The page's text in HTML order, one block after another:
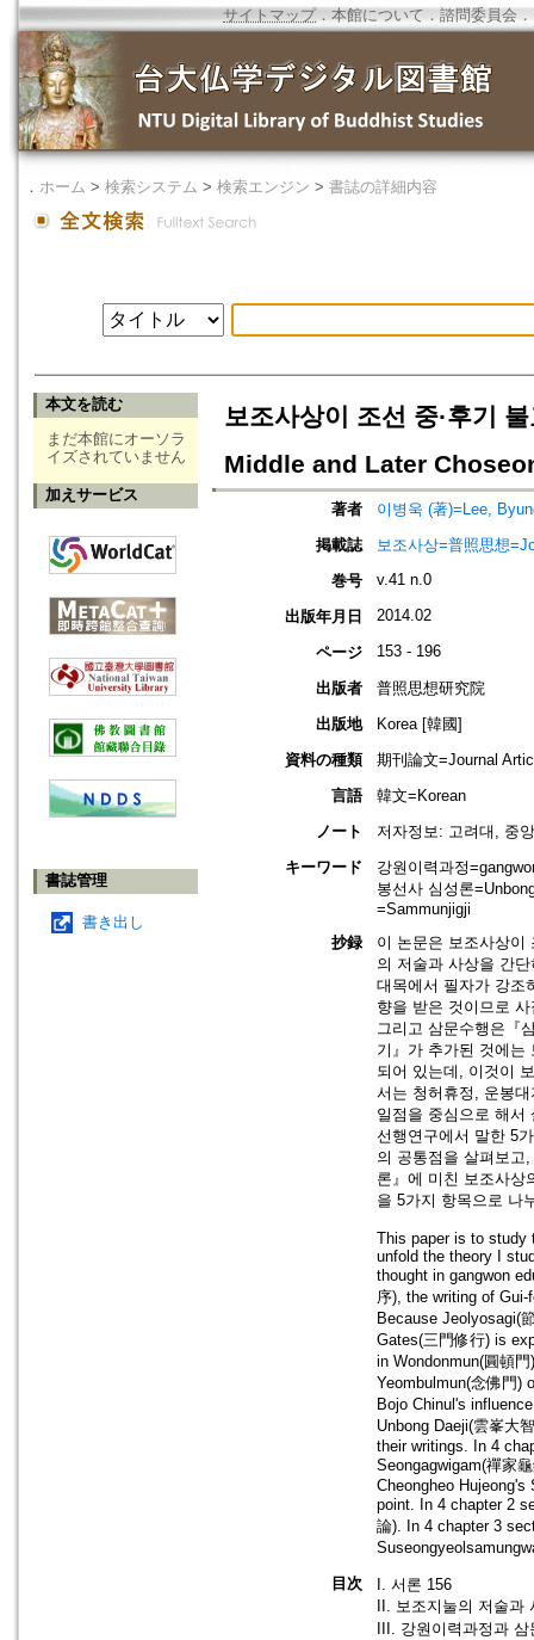
サイトマップ．本館について ． 諮問委員会 ．
． ホーム > 検索システム > 検索エンジン > 書誌の詳細内容
本文を読む
まだ本館にオーソラ
イズされていません
加えサービス
書誌管理
書き出し
보조사상이 조선 중·후기
Middle and Later
著者
이병욱 (著)=Lee,
掲載誌
보조사상=普照思想
巻号
v.41 n.0
出版年月日 2014.02
ページ 153 - 196
出版者
普照思想研究院
出版地
Korea [韓國]
資料の種類
期刊論文=Journal
言語
韓文=Korean
ノート
저자정보: 고려대, 중
キーワード
강원이력과정
봉선사 심성론
=Sammunjigji
抄録
이 논문은 보조사상이
의 저술과 사상을 간
대목에서 필자가 강조
향을 받은 것이므로
그리고 삼문수행은『
기』가 추가된 것에는
되어 있는데, 이것이
서는 청허휴정, 운봉
일점을 중심으로 해서
선행연구에서 말한 5
의 공통점을 살펴보고
론』에 미친 보조사상
을 5가지 항목으로 나
This paper is to study
unfold the theory I
thought in gangwon
序), the writing of
Because Jeolyosagi(
Gates(三門修行) is
in Wondonmun(圓頓
Yeombulmun(念佛門)
Bojo Chinul's
Unbong Daeji(雲峯大
their writings. In 4
Seongagwigam(禪家
Cheongheo
point. In 4 chapter 2
論). In 4 chapter 3
目次
I. 서론 156
II. 보조지눌의 저술과
III. 강원이력과정과